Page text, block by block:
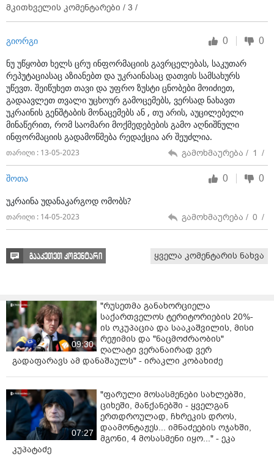
საჰაერო თავდაცვის სისტემა, 308 თვითმფრინავი, 294
ვერტმფრენი, 2 665 ოპერატიულ-ტაქტიკური დონის
გემი/ნავი, 6 011 საავტომობილო ტექნიკა და საწვავის
ავზი, 402 ერთეული სპეცტექნიკა.
მკითხველის კომენტარები / 3 /
გიორგი 0 0
ნუ უწყობთ ხელს ცრუ ინფორმაციის გავრცელებას, საკუთარ
რეპუტაციასაც აზიანებთ და უკრაინასაც დათვის სამსახურს
უწევთ. შეიწუხეთ თავი და უფრო ზუსტი ცნობები მოიძიეთ,
გადაავლეთ თვალი უცხოურ გამოცემებს, ვერსად ნახავთ
უკრაინის გენშტაბის მონაცემებს ან , თუ არის, აუცილებელი
მინაწერით, რომ საომარი მოქმედებების გამო აღნიშნული
ინფორმაციის გადამოწმება რედაქცია არ შეუძლია.
თარიღი : 13-05-2023 გამოხმაურება / 1 /
შოთა 0 0
უკრაინა უდანაკარგოდ ომობს?
თარიღი : 14-05-2023 გამოხმაურება / 0 /
გააკეთეთ კომენტარი ყველა კომენტარის ნახვა
09:30
"რუსეთმა განახორციელა
საქართველოს ტერიტორიების 20%-
ის ოკუპაცია და სააკაშვილის, მისი
რეჟიმის და "ნაცმოძრაობის"
ღალატი ვერანაირად ვერ
გადაფარავს ამ დანაშაულს" - ირაკლი კობახიძე
07:27
"ფარული მოსასმენები სახლებში,
ციხეში, მანქანებში - ყველგან
ერთდროულად, ჩხრეკის დროს,
დაამონტაჟეს... იმნაძეების ოჯახში,
მგონი, 4 მოსასმენი იყო..." - ეკა
კუპატაძე